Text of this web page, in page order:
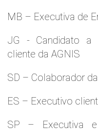
MB – Executiva de
JG - Candidato a
cliente da AGNIS
SD – Colaborador
ES – Executivo
SP – Executiva